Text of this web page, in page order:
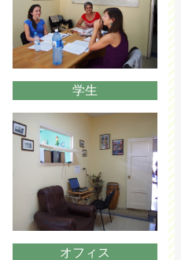
学生
オフィス